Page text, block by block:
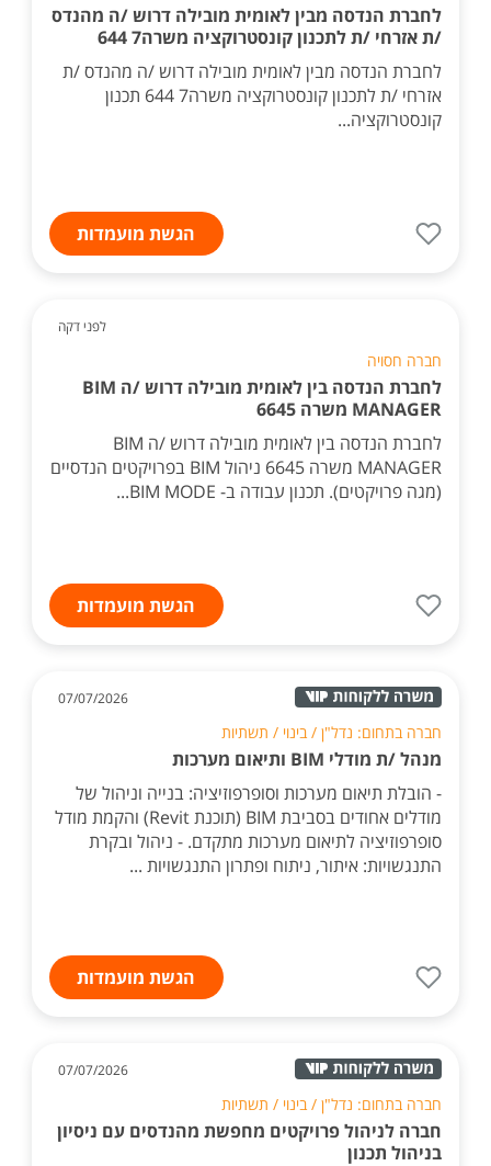
לחברת הנדסה מבין לאומית מובילה דרוש /ה מהנדס
/ת אזרחי /ת לתכנון קונסטרוקציה משרה7 644
לחברת הנדסה מבין לאומית מובילה דרוש /ה מהנדס /ת
אזרחי /ת לתכנון קונסטרוקציה משרה7 644 תכנון
קונסטרוקציה...
הגשת מועמדות
לפני דקה
חברה חסויה
לחברת הנדסה בין לאומית מובילה דרוש /ה BIM
MANAGER משרה 6645
לחברת הנדסה בין לאומית מובילה דרוש /ה BIM
MANAGER משרה 6645 ניהול BIM בפרויקטים הנדסיים
(מגה פרויקטים). תכנון עבודה ב- BIM MODE...
הגשת מועמדות
07/07/2026
חברה בתחום: נדל"ן / בינוי / תשתיות
מנהל /ת מודלי BIM ותיאום מערכות
- הובלת תיאום מערכות וסופרפוזיציה: בנייה וניהול של
מודלים אחודים בסביבת BIM (תוכנת Revit) והקמת מודל
סופרפוזיציה לתיאום מערכות מתקדם. - ניהול ובקרת
התנגשויות: איתור, ניתוח ופתרון התנגשויות ...
הגשת מועמדות
07/07/2026
חברה בתחום: נדל"ן / בינוי / תשתיות
חברה לניהול פרויקטים מחפשת מהנדסים עם ניסיון
בניהול תכנון